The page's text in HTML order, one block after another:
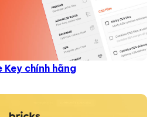
chính hãng